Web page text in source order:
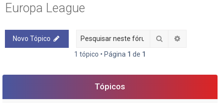
Europa League
Novo Tópico Pesquisar
1 tópico • Página 1 de 1
Tópicos